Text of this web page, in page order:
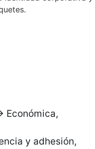
Económica,
y adhesión,